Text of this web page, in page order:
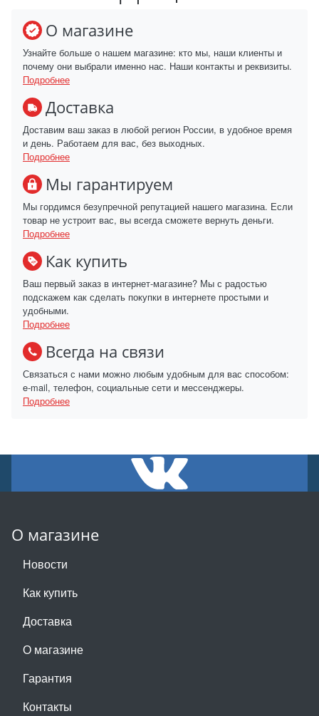
О магазине
Узнайте больше о нашем магазине: кто мы, наши клиенты и
почему они выбрали именно нас. Наши контакты и реквизиты.
Подробнее
Доставка
Доставим ваш заказ в любой регион России, в удобное время
и день. Работаем для вас, без выходных.
Подробнее
Мы гарантируем
Мы гордимся безупречной репутацией нашего магазина. Если
товар не устроит вас, вы всегда сможете вернуть деньги.
Подробнее
Как купить
Ваш первый заказ в интернет-магазине? Мы с радостью
подскажем как сделать покупки в интернете простыми и
удобными.
Подробнее
Всегда на связи
Связаться с нами можно любым удобным для вас способом:
e-mail, телефон, социальные сети и мессенджеры.
Подробнее
О магазине
Новости
Как купить
Доставка
О магазине
Гарантия
Контакты